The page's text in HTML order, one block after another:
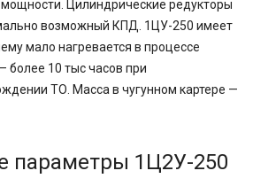
Цилиндрические редукторы
возможный КПД. 1ЦУ-250 имеет
мало нагревается в процессе
более 10 тыс часов при
ТО. Масса в чугунном картере —
параметры 1Ц2У-250